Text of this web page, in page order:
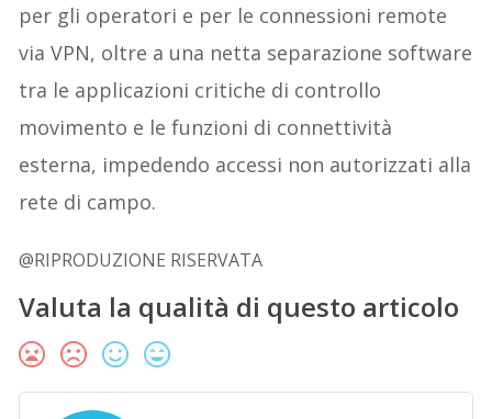
per gli operatori e per le connessioni remote
via VPN, oltre a una netta separazione software
tra le applicazioni critiche di controllo
movimento e le funzioni di connettività
esterna, impedendo accessi non autorizzati alla
rete di campo.
@RIPRODUZIONE RISERVATA
Valuta la qualità di questo articolo